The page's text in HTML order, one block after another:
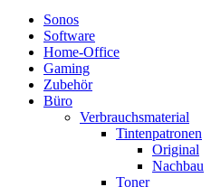
Sonos
Software
Home-Office
Gaming
Zubehör
Büro
Verbrauchsmaterial
Tintenpatronen
Original
Nachbau
Toner